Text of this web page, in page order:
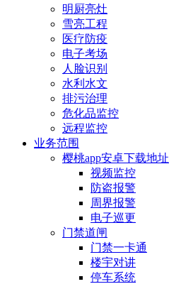
明厨亮灶
雪亮工程
医疗防疫
电子考场
人脸识别
水利水文
排污治理
危化品监控
远程监控
业务范围
樱桃app安卓下载地址
视频监控
防盗报警
周界报警
电子巡更
门禁道闸
门禁一卡通
楼宇对讲
停车系统